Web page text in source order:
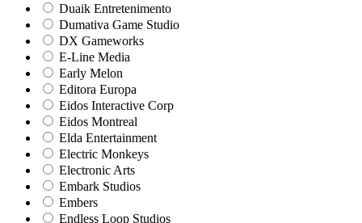
Duaik Entretenimento
Dumativa Game Studio
DX Gameworks
E-Line Media
Early Melon
Editora Europa
Eidos Interactive Corp
Eidos Montreal
Elda Entertainment
Electric Monkeys
Electronic Arts
Embark Studios
Embers
Endless Loop Studios